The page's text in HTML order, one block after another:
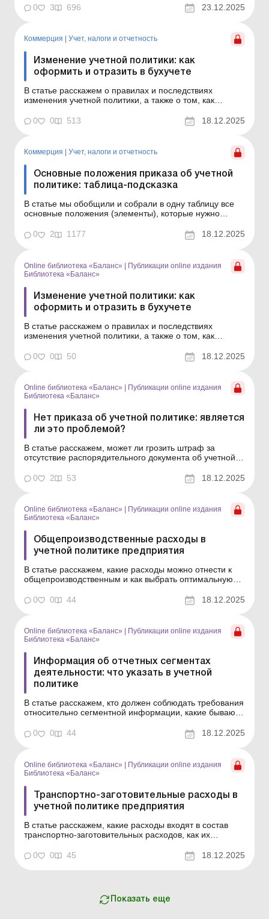
на составление такого приказа для своего
предприятия. Как известно, учетная политика
документом (приказом) по пр...
0 3 696 23.12.2025
Коммерция Учет, налоги и отчетность
Изменение учетной политики: как
оформить и отразить в бухучете
В статье расскажем о правилах и последствиях
изменения учетной политики, а также о том, как
учетной политики. Как известно, в жизни все течет, все
меняется. Так и у предприятия – меняются
учредителей во...
0 0 513 18.12.2025
Коммерция Учет, налоги и отчетность
Основные положения приказа об учетной
политике: таблица-подсказка
В статье мы обобщили и собрали в одну таблицу все
основные положения (элементы), которые нужно
нормам НП(С)БУ. Пользуясь этой таблицей, вы
сможете проверить, все ли необходимые положения
категории, спец...
0 2 1177 18.12.2025
Online библиотека «Баланс» | Публикации online издания
Библиотека «Баланс»
Изменение учетной политики: как
оформить и отразить в бухучете
В статье расскажем о правилах и последствиях
изменения учетной политики, а также о том, как
учетной политики. Библиотека Баланс № 24 «Учетная
политика: внутренний документ предприятия, который
0 0 50 18.12.2025
Online библиотека «Баланс» | Публикации online издания
Библиотека «Баланс»
Нет приказа об учетной политике: является
ли это проблемой?
В статье расскажем, может ли грозить штраф за
отсутствие распорядительного документа об учетной
правила, подходы, если нет приказа об учетной
политике. Библиотека Баланс № 24 «Учетная
его защи...
0 2 53 18.12.2025
Online библиотека «Баланс»
Публикации online издания
Библиотека «Баланс»
Общепроизводственные расходы в
учетной политике предприятия
В статье расскажем, какие расходы можно отнести к
общепроизводственным и как выбрать оптимальную
«Учетная политика: внутренний документ
услуг является весом...
0 0 44 18.12.2025
Online библиотека «Баланс»
Публикации online издания
Библиотека «Баланс»
Информация об отчетных сегментах
деятельности: что указать в учетной
политике
В статье расскажем, кто должен соблюдать требования
относительно сегментной информации, какие бывают
какие принципы ценообразования используются для
составления сегментной отчетности. Библиотека
0 0 44 18.12.2025
Online библиотека «Баланс» | Публикации online издания
Библиотека «Баланс»
Транспортно-заготовительные расходы в
учетной политике предприятия
В статье расскажем, какие расходы входят в состав
транспортно-заготовительных расходов, как их
политике. Библиотека Баланс № 24 «Учетная
политика: внутренний документ предприятия, который
0 0 45 18.12.2025
Показать еще